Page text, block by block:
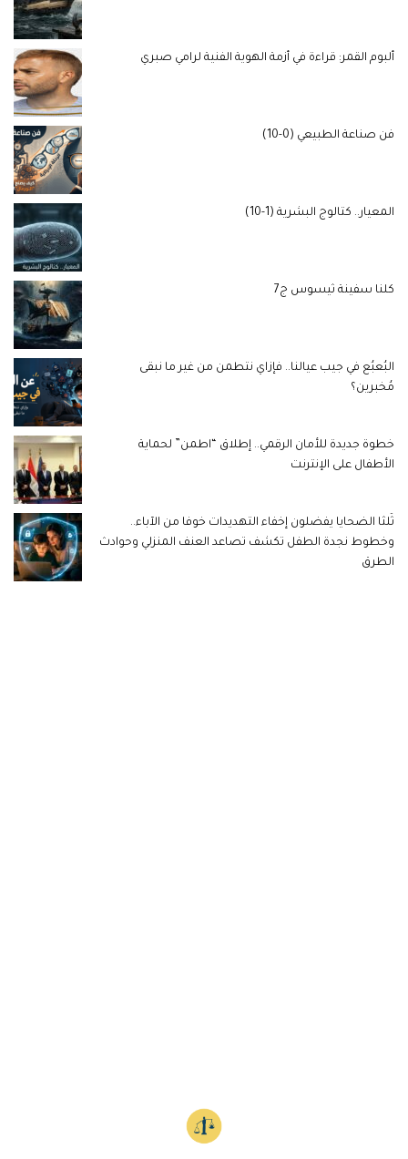
ألبوم القمر: قراءة في أزمة الهوية الفنية لرامي صبري
فن صناعة الطبيعي (0-10)
المعيار.. كتالوج البشرية (1-10)
كلنا سفينة ثيسوس ج7
البُعبُع في جيب عيالنا.. فإزاي نتطمن من غير ما نبقى
مُخبرين؟
خطوة جديدة للأمان الرقمي.. إطلاق “اطمن” لحماية
الأطفال على الإنترنت
ثُلثا الضحايا يفضلون إخفاء التهديدات خوفا من الآباء..
وخطوط نجدة الطفل تكشف تصاعد العنف المنزلي وحوادث
الطرق